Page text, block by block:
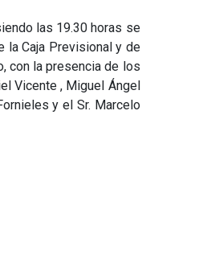
las 19.30 horas se
la Caja Previsional y de
con la presencia de los
Vicente , Miguel Ángel
y el Sr. Marcelo